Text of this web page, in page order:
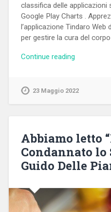
classifica delle applicazioni
Google Play Charts .
l’applicazione Tindaro
per gestire la cura del
Continue reading
23 Maggio 2022
Abbiamo letto
Condannato lo
Guido Delle